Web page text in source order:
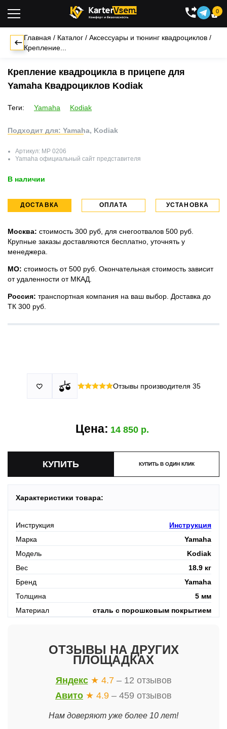

0
Главная / Каталог / Аксессуары и тюнинг квадроциклов /
Крепление...
Крепление квадроцикла в прицепе для
Yamaha Квадроциклов Kodiak
Теги: Yamaha Kodiak
Подходит для: Yamaha, Kodiak
Артикул: MP 0206
Yamaha официальный сайт представителя
В наличии
ДОСТАВКА ОПЛАТА УСТАНОВКА
Москва: стоимость 300 руб, для снегоотвалов 500 руб.
Крупные заказы доставляются бесплатно, уточнять у
менеджера.
МО: стоимость от 500 руб. Окончательная стоимость зависит
от удаленности от МКАД.
Россия: транспортная компания на ваш выбор. Доставка до
ТК 300 руб.
По России: оплата производится до момента отгрузки в ТК.
скидка 25%
 Отзывы производителя 35
Цена: 14 850
КУПИТЬ В ОДИН КЛИК
Характеристики товара:
Инструкция
Инструкция
Марка
Yamaha
Модель
Kodiak
Вес
18.9 кг
Бренд
Yamaha
Толщина
5 мм
Материал
сталь с порошковым покрытием
ОТЗЫВЫ НА ДРУГИХ
ПЛОЩАДКАХ
Яндекс ★ 4.7 – 12 отзывов
Авито ★ 4.9 – 459 отзывов
Нам доверяют уже более 10 лет!